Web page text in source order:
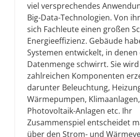
viel versprechendes
Big-Data-Technologien. Von
sich Fachleute einen großen
Energieeffizienz. Gebäude
Systemen entwickelt, in denen
Datenmenge schwirrt. Sie
zahlreichen Komponenten
darunter Beleuchtung,
Wärmepumpen, Klimaanlagen,
Photovoltaik-Anlagen etc. Ihr
Zusammenspiel entscheidet
über den Strom- und